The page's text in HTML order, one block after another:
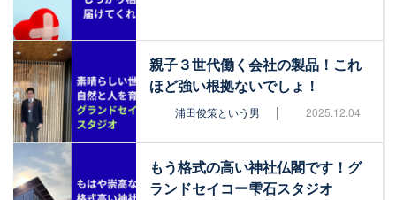
親子３世代働く会社の製品！これ
ほど強い根拠ないでしょ！
浦田俊策という男 | 2025.12.04
もう格式の高い神社仏閣です！グ
ランドセイコー雫石スタジオ